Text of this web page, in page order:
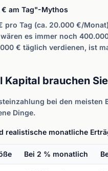
€ am Tag"-Mythos
pro Tag (ca. 20.000 €/
es immer noch
€ täglich verdienen, ist
Kapital brauchen
bei den
Dinge.
realistische monatliche
Bei 2 % monatlich